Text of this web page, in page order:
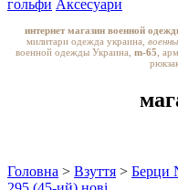
гольфи Аксесуари
интернет магазин военной
милитари одежда украина,
военной одежды Украина, m-65 ,
Головна > Взуття > Берци